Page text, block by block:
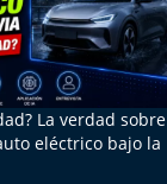
La verdad sobre
eléctrico bajo la